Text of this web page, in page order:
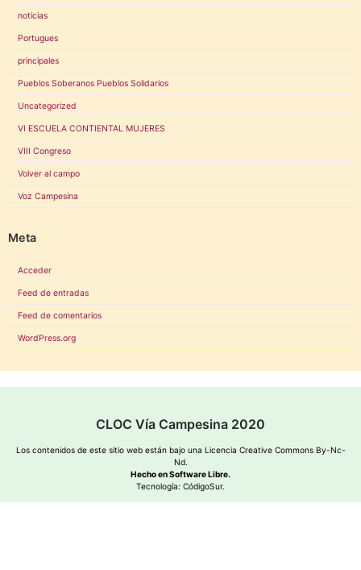
noticias
Portugues
principales
Pueblos Soberanos Pueblos Solidarios
Uncategorized
VI ESCUELA CONTIENTAL MUJERES
VIII Congreso
Volver al campo
Voz Campesina
Meta
Acceder
Feed de entradas
Feed de comentarios
WordPress.org
CLOC Vía Campesina 2020
Los contenidos de este sitio web están bajo una Licencia Creative Commons By-Nc-
Nd.
Hecho en Software Libre.
Tecnología: CódigoSur.